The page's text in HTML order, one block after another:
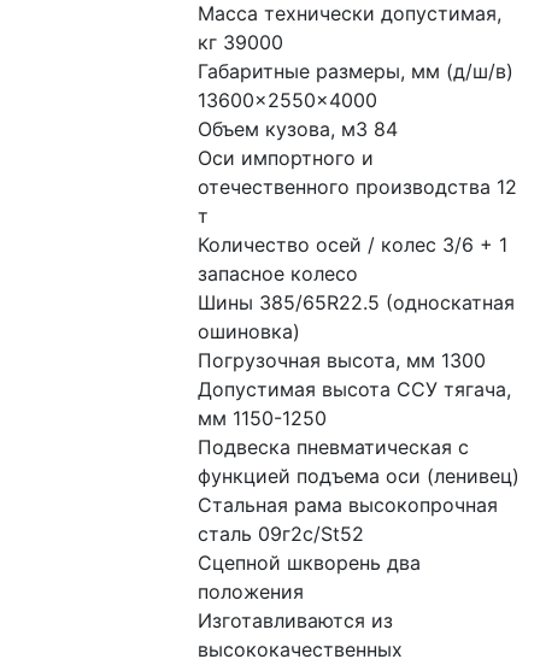
Масса технически допустимая,
кг 39000
Габаритные размеры, мм (д/ш/в)
13600×2550×4000
Объем кузова, м3 84
Оси импортного и
отечественного производства 12
т
Количество осей / колес 3/6 + 1
запасное колесо
Шины 385/65R22.5 (односкатная
ошиновка)
Погрузочная высота, мм 1300
Допустимая высота ССУ тягача,
мм 1150-1250
Подвеска пневматическая с
функцией подъема оси (ленивец)
Стальная рама высокопрочная
сталь 09г2с/St52
Сцепной шкворень два
положения
Изготавливаются из
высококачественных